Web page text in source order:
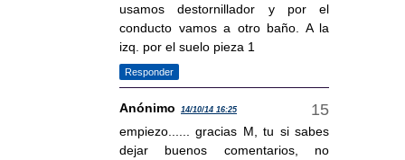
usamos destornillador y por el
conducto vamos a otro baño. A la
izq. por el suelo pieza 1
Responder
Anónimo 14/10/14 16:25
empiezo...... gracias M, tu si sabes
dejar buenos comentarios, no